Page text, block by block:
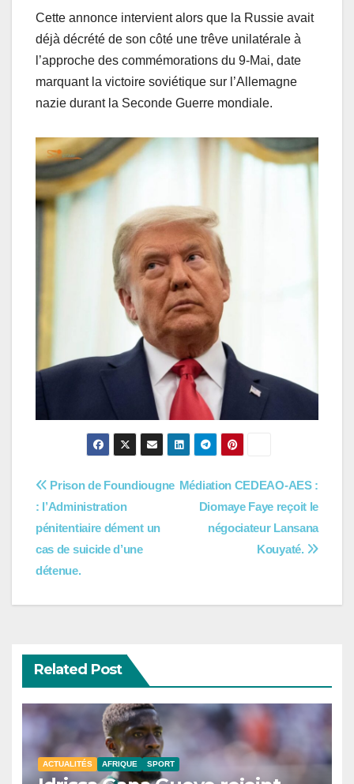
Cette annonce intervient alors que la Russie avait
déjà décrété de son côté une trêve unilatérale à
l’approche des commémorations du 9-Mai, date
marquant la victoire soviétique sur l’Allemagne
nazie durant la Seconde Guerre mondiale.
Navigation
de
l’article
Médiation CEDEAO-AES :
Diomaye Faye reçoit le
négociateur Lansana
Kouyaté.
Prison de Foundiougne
: l’Administration
pénitentiaire dément un
cas de suicide d’une
détenue.
Related Post
ACTUALITÉS AFRIQUE SPORT